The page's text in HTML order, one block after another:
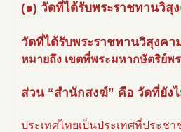
(๑) วัดที่ได้รับพระราชทานวิ
วัดที่ได้รับพระราชทานวิสุงค
หมายถึง เขตที่พระมหากษัตริย์พ
ส่วน “สำนักสงฆ์” คือ วัดที่ยัง
ประเทศไทยเป็นประเทศที่ประ